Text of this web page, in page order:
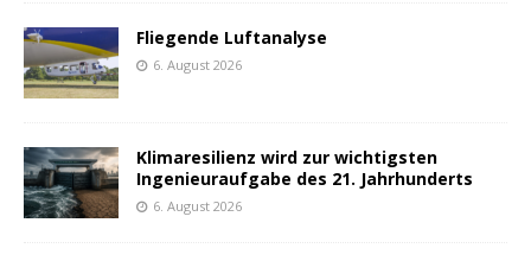
Fliegende Luftanalyse
6. August 2026
Klimaresilienz wird zur wichtigsten
Ingenieuraufgabe des 21. Jahrhunderts
6. August 2026